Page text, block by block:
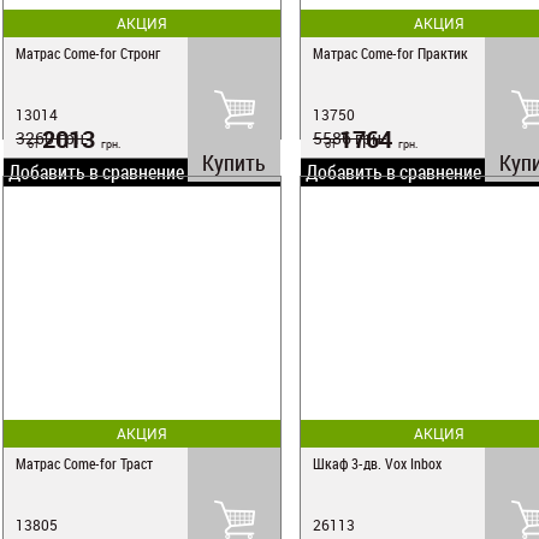
АКЦИЯ
Матрас Come-for Стронг
13014
3260грн.
от2013 грн.
Купить
Добавить в сравнение
АКЦИЯ
Матрас Come-for Практик
13750
5586грн.
от1764 грн.
Добавить в сравнение
АКЦИЯ
Матрас Come-for Траст
13805
АКЦИЯ
Шкаф 3-дв. Vox Inbox
26113